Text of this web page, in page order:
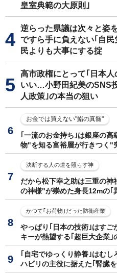
皇室典範の大原則｣
逆らった県議は次々と姿
ですら手に負えない｢自
民よりも大事にする掟
高市政権にとって｢日本人
いい…小野田紀美のSNS
人政策｣の本当の狙い
お金では買えない"鮨の真髄"
｢一流のお金持ち｣は銀座の
物"を知る富裕層が行きつく"
決断する人の道を照らす神
だから松下幸之助は三重の
の神様"が崇めた身長12mの｢
かつて｢お荷物｣だった防衛産業
やっぱり｢日本の技術｣はす
キーが熱望する｢超巨大企業｣
｢自宅でゆっくり静養｣はむ
ハビリの主役に据えた｢腎臓